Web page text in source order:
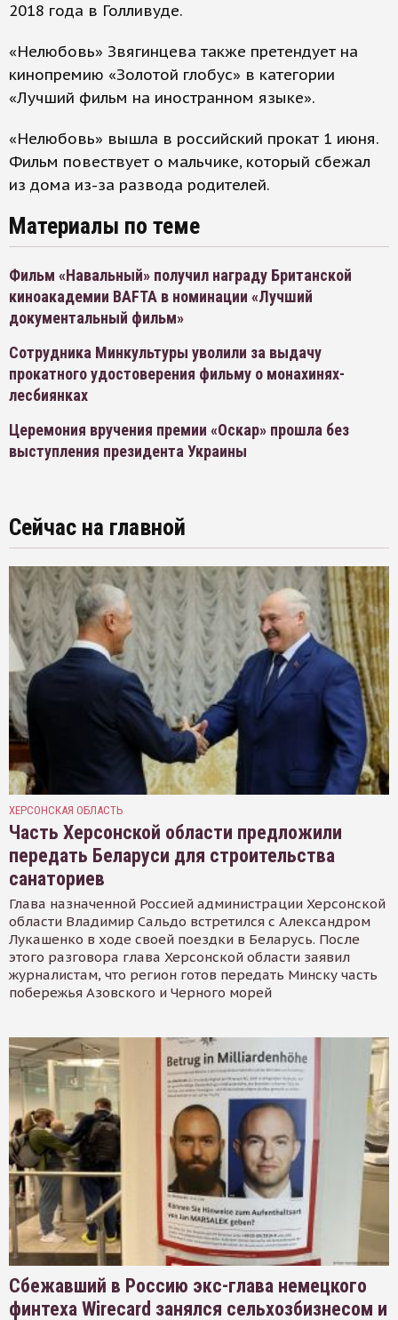
2018 года в Голливуде.
«Нелюбовь» Звягинцева также претендует на
кинопремию «Золотой глобус» в категории
«Лучший фильм на иностранном языке».
«Нелюбовь» вышла в российский прокат 1 июня.
Фильм повествует о мальчике, который сбежал
из дома из-за развода родителей.
Материалы по теме
Фильм «Навальный» получил награду Британской
киноакадемии BAFTA в номинации «Лучший
документальный фильм»
Сотрудника Минкультуры уволили за выдачу
прокатного удостоверения фильму о монахинях-
лесбиянках
Церемония вручения премии «Оскар» прошла без
выступления президента Украины
Сейчас на главной
ХЕРСОНСКАЯ ОБЛАСТЬ
Часть Херсонской области предложили
передать Беларуси для строительства
санаториев
Глава назначенной Россией администрации Херсонской
области Владимир Сальдо встретился с Александром
Лукашенко в ходе своей поездки в Беларусь. После
этого разговора глава Херсонской области заявил
журналистам, что регион готов передать Минску часть
побережья Азовского и Черного морей
Сбежавший в Россию экс-глава немецкого
финтеха Wirecard занялся сельхозбизнесом и